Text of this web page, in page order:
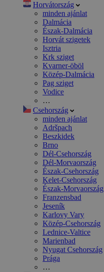
Horvátország
minden ajánlat
Dalmácia
Észak-Dalmácia
Horvát szigetek
Isztria
Krk sziget
Kvarner-öböl
Közép-Dalmácia
Pag sziget
Vodice
…
Csehország
minden ajánlat
Adršpach
Beszkidek
Brno
Dél-Csehország
Dél-Morvaország
Észak-Csehország
Kelet-Csehország
Észak-Morvaország
Franzensbad
Jeseník
Karlovy Vary
Közép-Csehország
Lednice-Valtice
Marienbad
Nyugat Csehország
Prága
…